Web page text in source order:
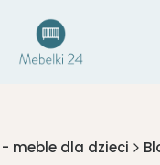
- meble dla dzieci